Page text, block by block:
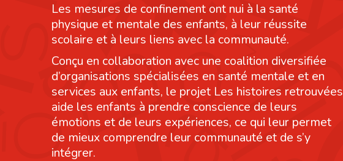
Les mesures de confinement ont nui à la santé
physique et mentale des enfants, à leur réussite
scolaire et à leurs liens avec la communauté.
Conçu en collaboration avec une coalition diversifiée
d’organisations spécialisées en santé mentale et en
services aux enfants, le projet Les histoires retrouvées
aide les enfants à prendre conscience de leurs
émotions et de leurs expériences, ce qui leur permet
de mieux comprendre leur communauté et de s’y
intégrer.